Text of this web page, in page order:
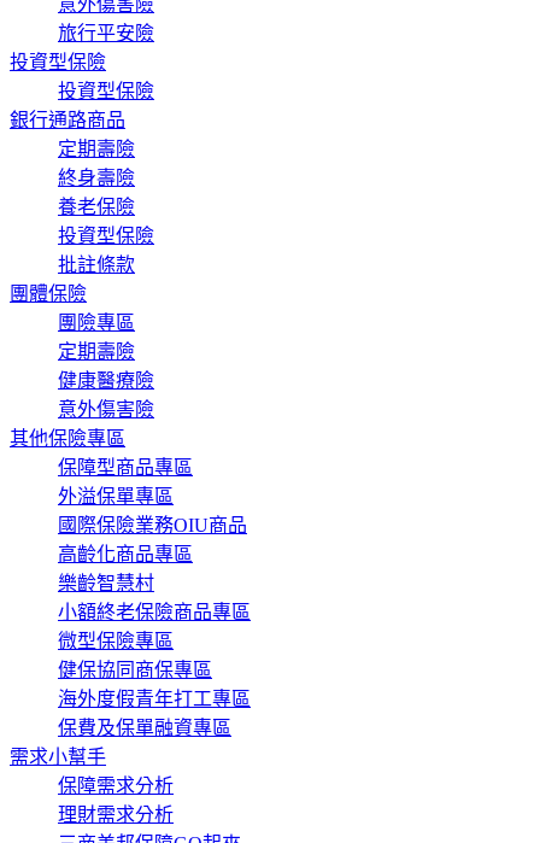
意外傷害險
旅行平安險
投資型保險
投資型保險
銀行通路商品
定期壽險
終身壽險
養老保險
投資型保險
批註條款
團體保險
團險專區
定期壽險
健康醫療險
意外傷害險
其他保險專區
保障型商品專區
外溢保單專區
國際保險業務OIU商品
高齡化商品專區
樂齡智慧村
小額終老保險商品專區
微型保險專區
健保協同商保專區
海外度假青年打工專區
保費及保單融資專區
需求小幫手
保障需求分析
理財需求分析